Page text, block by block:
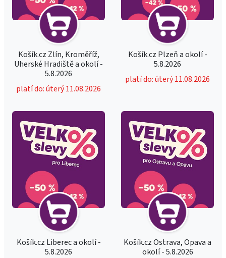
Košík.cz Zlín, Kroměříž,
Uherské Hradiště a okolí -
5.8.2026
platí do: úterý 11.08.2026
Košík.cz Plzeň a okolí -
5.8.2026
platí do: úterý 11.08.2026
Košík.cz Liberec a okolí -
5.8.2026
Košík.cz Ostrava, Opava a
okolí - 5.8.2026